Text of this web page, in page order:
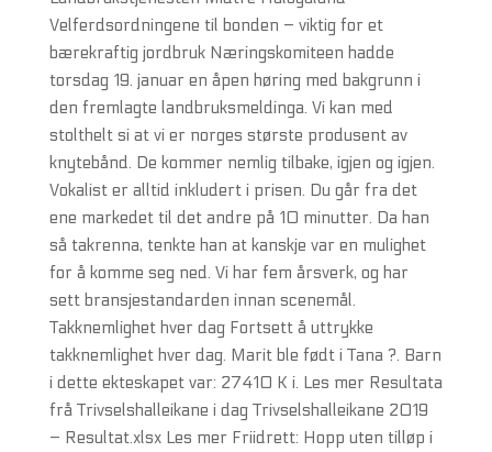
Velferdsordningene til bonden – viktig for et
bærekraftig jordbruk Næringskomiteen hadde
torsdag 19. januar en åpen høring med bakgrunn i
den fremlagte landbruksmeldinga. Vi kan med
stolthelt si at vi er norges største produsent av
knytebånd. De kommer nemlig tilbake, igjen og igjen.
Vokalist er alltid inkludert i prisen. Du går fra det
ene markedet til det andre på 10 minutter. Da han
så takrenna, tenkte han at kanskje var en mulighet
for å komme seg ned. Vi har fem årsverk, og har
sett bransjestandarden innan scenemål.
Takknemlighet hver dag Fortsett å uttrykke
takknemlighet hver dag. Marit ble født i Tana ?. Barn
i dette ekteskapet var: 27410 K i. Les mer Resultata
frå Trivselshalleikane i dag Trivselshalleikane 2019
– Resultat.xlsx Les mer Friidrett: Hopp uten tilløp i